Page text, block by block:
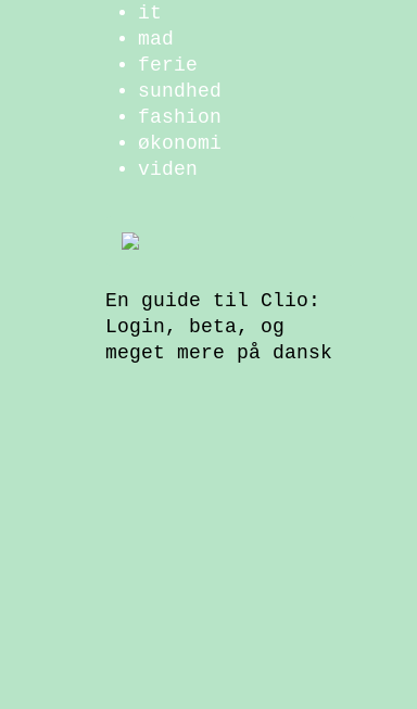
it
mad
ferie
sundhed
fashion
økonomi
viden
En guide til Clio:
Login, beta, og
meget mere på dansk